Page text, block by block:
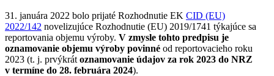
31. januára 2022 bolo prijaté Rozhodnutie EK CID (EU)
2022/142 novelizujúce Rozhodnutie (EU) 2019/1741 týkajúce sa
reportovania objemu výroby. V zmysle tohto predpisu je
oznamovanie objemu výroby povinné od reportovacieho roku
2023 (t. j. prvýkrát oznamovanie údajov za rok 2023 do NRZ
v termíne do 28. februára 2024).